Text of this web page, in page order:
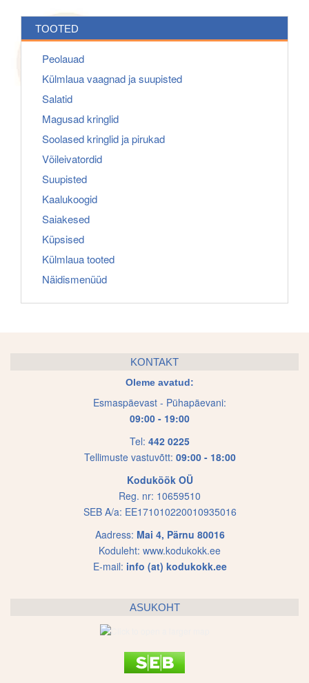
TOOTED
Peolauad
Külmlaua vaagnad ja suupisted
Salatid
Magusad kringlid
Soolased kringlid ja pirukad
Võileivatordid
Suupisted
Kaalukoogid
Saiakesed
Küpsised
Külmlaua tooted
Näidismenüüd
KONTAKT
Oleme avatud:
Esmaspäevast - Pühapäevani:
09:00 - 19:00
Tel: 442 0225
Tellimuste vastuvõtt: 09:00 - 18:00
Koduköök OÜ
Reg. nr: 10659510
SEB A/a: EE171010220010935016
Aadress: Mai 4, Pärnu 80016
Koduleht: www.kodukokk.ee
E-mail: info (at) kodukokk.ee
ASUKOHT